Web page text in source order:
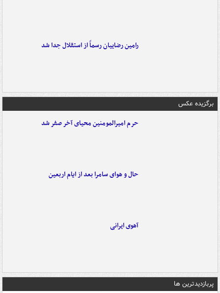
رامین رضاییان رسماً از استقلال جدا شد
برگزیده عکس
حرم امیرالمومنین محیای آخر صفر شد
حال و هوای سامرا بعد از ایام اربعین
آهوی ایرانی
پربازدیدترین ها